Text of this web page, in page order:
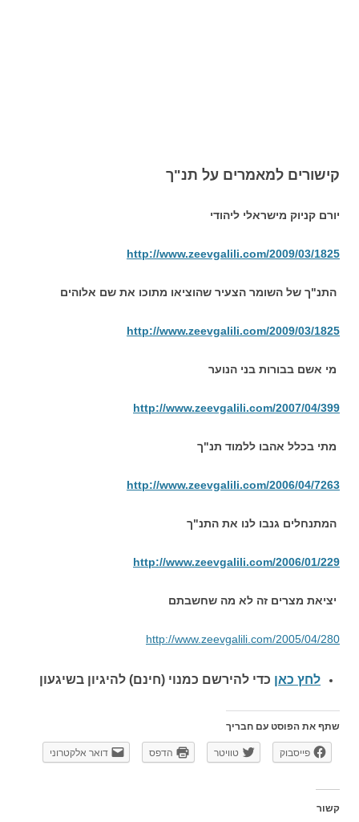
קישורים למאמרים על תנ"ך
יורם קניוק מישראלי ליהודי
http://www.zeevgalili.com/2009/03/1825
התנ"ך של השומר הצעיר שהוציאו מתוכו את שם אלוהים
http://www.zeevgalili.com/2009/03/1825
מי אשם בבורות בני הנוער
http://www.zeevgalili.com/2007/04/399
מתי בכלל אהבו ללמוד תנ"ך
http://www.zeevgalili.com/2006/04/7263
המתנחלים גנבו לנו את התנ"ך
http://www.zeevgalili.com/2006/01/229
יציאת מצרים זה לא מה שחשבתם
http://www.zeevgalili.com/2005/04/280
לחץ כאן כדי להירשם כמנוי (חינם) להיגיון בשיגעון
שתף את הפוסט עם חבריך
פייסבוק טוויטר הדפס דואר אלקטרוני
קשור